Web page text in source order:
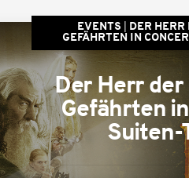
EVENTS
DER HERR
GEFÄHRTEN IN
Der Herr der
Gefährten
Suiten-